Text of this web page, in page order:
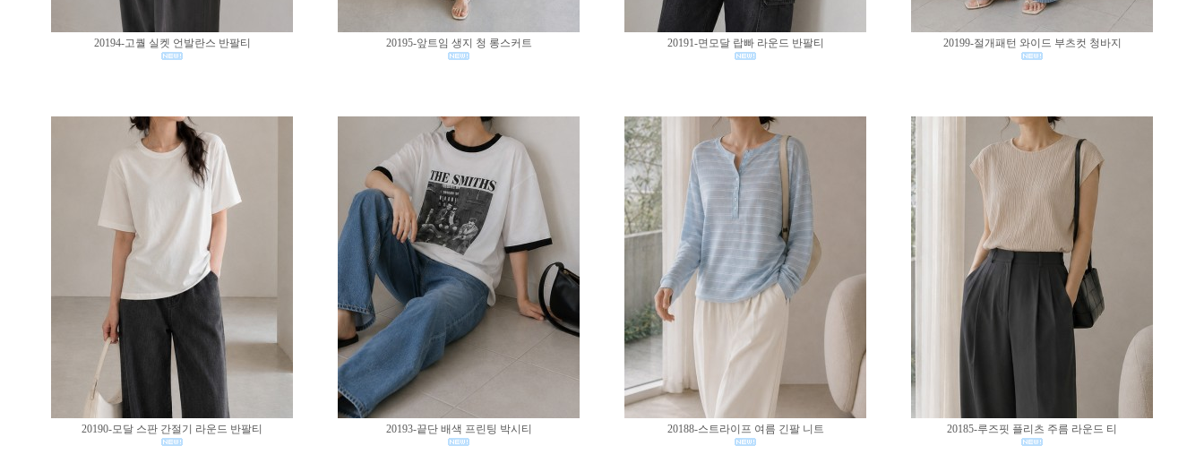
20194-고퀄 실켓 언발란스 반팔티 20195-앞트임 생지 청 롱스커트 20191-면모달 랍빠 라운드 반팔티 20199-절개패턴 와이드 부츠컷 청바지
20190-모달 스판 간절기 라운드 반팔티 20193-끝단 배색 프린팅 박시티 20188-스트라이프 여름 긴팔 니트 20185-루즈핏 플리츠 주름 라운드 티